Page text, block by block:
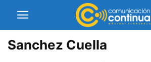
Sanchez Cuella